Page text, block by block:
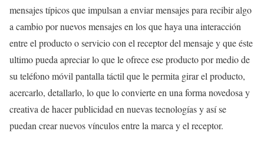
mensajes típicos que impulsan a enviar mensajes para recibir algo
a cambio por nuevos mensajes en los que haya una interacción
entre el producto o servicio con el receptor del mensaje y que éste
ultimo pueda apreciar lo que le ofrece ese producto por medio de
su teléfono móvil pantalla táctil que le permita girar el producto,
acercarlo, detallarlo, lo que lo convierte en una forma novedosa y
creativa de hacer publicidad en nuevas tecnologías y así se
puedan crear nuevos vínculos entre la marca y el receptor.